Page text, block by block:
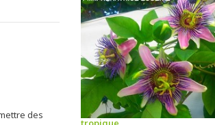
des